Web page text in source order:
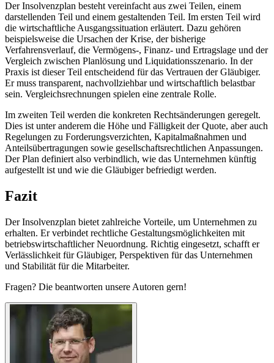
Der Insolvenzplan besteht vereinfacht aus zwei Teilen, einem
darstellenden Teil und einem gestaltenden Teil. Im ersten Teil wird
die wirtschaftliche Ausgangssituation erläutert. Dazu gehören
beispielsweise die Ursachen der Krise, der bisherige
Verfahrensverlauf, die Vermögens-, Finanz- und Ertragslage und der
Vergleich zwischen Planlösung und Liquidationsszenario. In der
Praxis ist dieser Teil entscheidend für das Vertrauen der Gläubiger.
Er muss transparent, nachvollziehbar und wirtschaftlich belastbar
sein. Vergleichsrechnungen spielen eine zentrale Rolle.
Im zweiten Teil werden die konkreten Rechtsänderungen geregelt.
Dies ist unter anderem die Höhe und Fälligkeit der Quote, aber auch
Regelungen zu Forderungsverzichten, Kapitalmaßnahmen und
Anteilsübertragungen sowie gesellschaftsrechtlichen Anpassungen.
Der Plan definiert also verbindlich, wie das Unternehmen künftig
aufgestellt ist und wie die Gläubiger befriedigt werden.
Fazit
Der Insolvenzplan bietet zahlreiche Vorteile, um Unternehmen zu
erhalten. Er verbindet rechtliche Gestaltungsmöglichkeiten mit
betriebswirtschaftlicher Neuordnung. Richtig eingesetzt, schafft er
Verlässlichkeit für Gläubiger, Perspektiven für das Unternehmen
und Stabilität für die Mitarbeiter.
Fragen? Die beantworten unsere Autoren gern!